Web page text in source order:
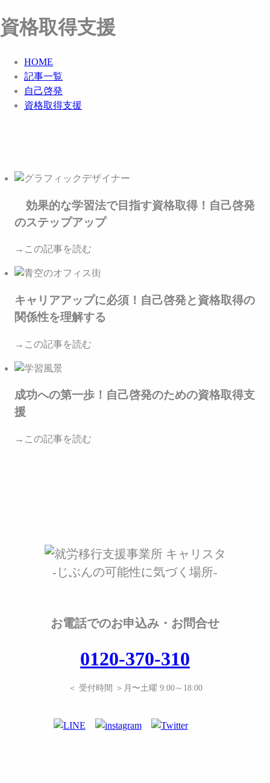
資格取得支援
HOME
記事一覧
自己啓発
資格取得支援
効果的な学習法で目指す資格取得！自己啓発
のステップアップ
→この記事を読む
キャリアアップに必須！自己啓発と資格取得の
関係性を理解する
→この記事を読む
成功への第一歩！自己啓発のための資格取得支
援
→この記事を読む
-じぶんの可能性に気づく場所-
お電話でのお申込み・お問合せ
0120-370-310
＜ 受付時間 ＞月〜土曜 9:00～18:00